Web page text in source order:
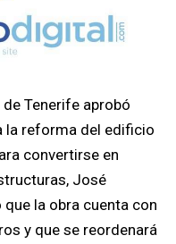
Tenerife aprobó
la reforma del edificio
convertirse en
José
la obra cuenta con
y que se reordenará